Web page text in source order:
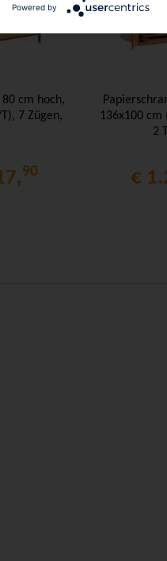
cm hoch,
7 Zügen,
90
136x100 cm
2
€
Powered by